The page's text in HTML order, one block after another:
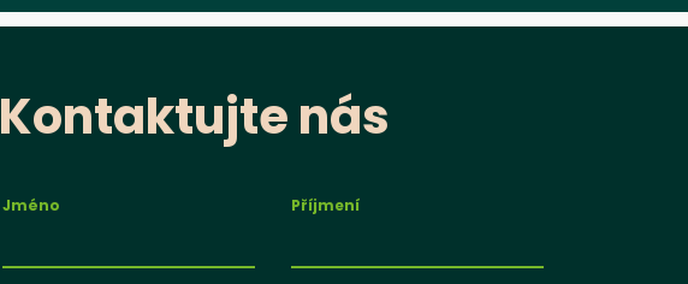
Kontaktujte nás
Jméno Příjmení